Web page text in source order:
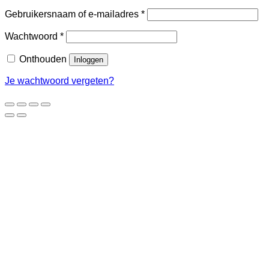
Gebruikersnaam of e-mailadres *Vereist
Wachtwoord *Vereist
Onthouden Inloggen
Je wachtwoord vergeten?